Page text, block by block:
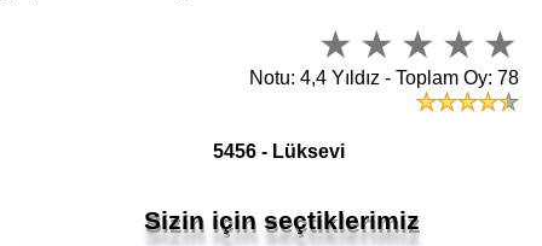
Notu: 4,4 Yıldız - Toplam Oy: 78